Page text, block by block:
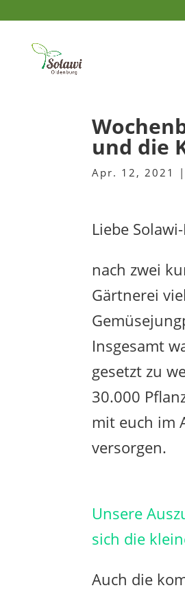
und die
Apr. 12, 2021
Liebe
nach zwei
Gärtnerei
Insgesamt
gesetzt zu
30.000
mit euch im
versorgen.
Unsere
sich die
Auch die